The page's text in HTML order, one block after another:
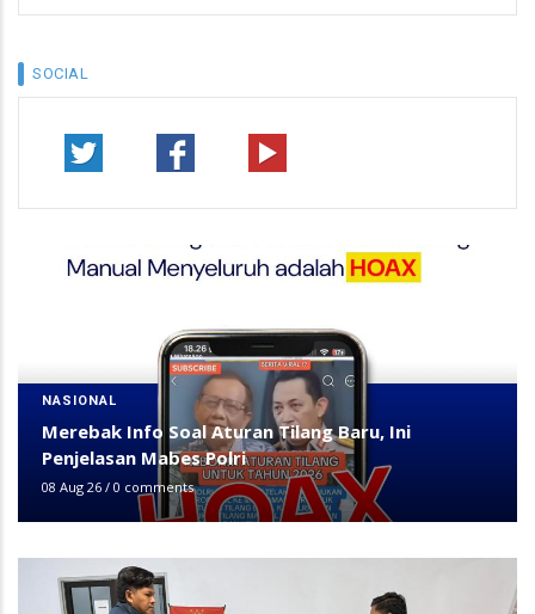
SOCIAL
NASIONAL
Merebak Info Soal Aturan Tilang Baru, Ini
Penjelasan Mabes Polri
08 Aug 26 / 0 comments